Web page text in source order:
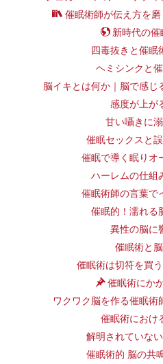
催眠術師が伝え方を
新時代の
四毒抜きと催眠
ヘミシンクと
脳イキとは何か｜脳で感
感度が上が
甘い囁きに
催眠セックスと
催眠で導く眠りオ
ハーレムの仕組
催眠術師の言葉で
催眠的！濡れる
異性の脳に
催眠術と
催眠術は切符を買
催眠術にか
ワクワク脳を作る催眠術
催眠術におけ
解明されていな
催眠術的 脳の共